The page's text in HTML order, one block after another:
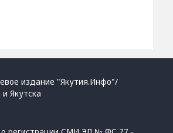
издание "Якутия.Инфо"/
Якутска